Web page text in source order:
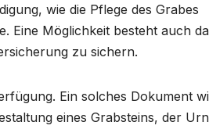
wie die Pflege des Grabes
Eine Möglichkeit besteht auch
zu sichern.
Ein solches Dokument
eines Grabsteins, der